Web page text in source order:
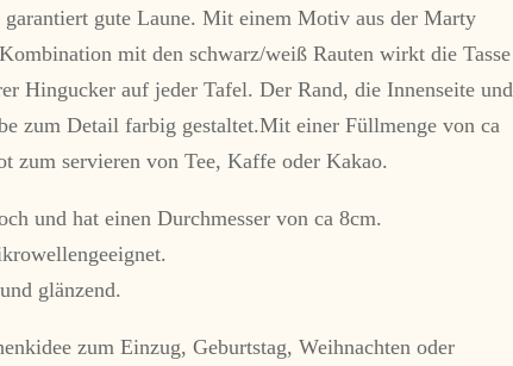
garantiert gute Laune. Mit einem Motiv aus der Marty
mit den schwarz/weiß Rauten wirkt die Tasse
Hingucker auf jeder Tafel. Der Rand, die Innenseite und
zum Detail farbig gestaltet.Mit einer Füllmenge von ca
zum servieren von Tee, Kaffe oder Kakao.
und hat einen Durchmesser von ca 8cm.
glänzend.
zum Einzug, Geburtstag, Weihnachten oder